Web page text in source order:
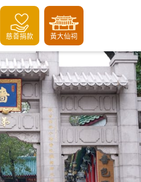
慈善捐款 黃大仙祠